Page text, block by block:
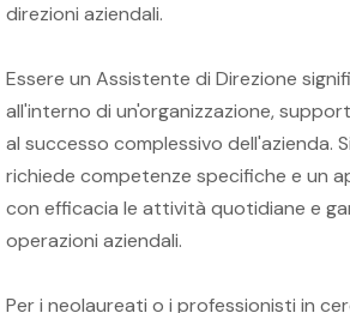
direzioni aziendali.
Essere un Assistente di Direzione
all'interno di un'organizzazione,
al successo complessivo
richiede competenze specifiche e un
con efficacia le attività quotidiane e
operazioni aziendali.
Per i neolaureati o i professionisti in